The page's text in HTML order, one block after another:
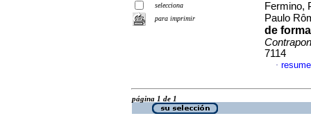
selecciona
para imprimir
Fermino,
Paulo
de
7114
·
página 1 de 1